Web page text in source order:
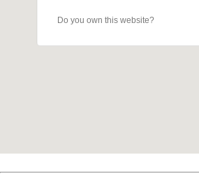
Do you own this website?